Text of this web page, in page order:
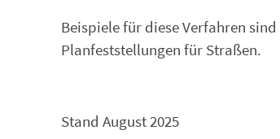
Beispiele für diese Verfahren
Planfeststellungen für Straßen.
Stand August 2025